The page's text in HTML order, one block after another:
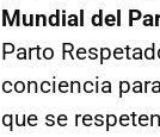
Mundial del
Parto
conciencia
que se